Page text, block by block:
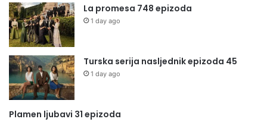
La promesa 748 epizoda
1 day ago
Turska serija nasljednik epizoda 45
1 day ago
Plamen ljubavi 31 epizoda